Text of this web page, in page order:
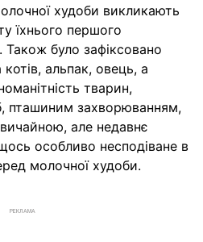
худоби викликають
їхнього першого
Також було зафіксовано
альпак, овець, а
тварин,
пташиним захворюванням,
але недавнє
особливо несподіване в
молочної худоби.
РЕКЛАМА